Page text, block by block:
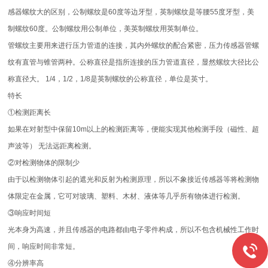
感器螺纹大的区别，公制螺纹是60度等边牙型，英制螺纹是等腰55度牙型，美
制螺纹60度。公制螺纹用公制单位，美英制螺纹用英制单位。
管螺纹主要用来进行压力管道的连接，其内外螺纹的配合紧密，压力传感器管螺
纹有直管与锥管两种。公称直径是指所连接的压力管道直径，显然螺纹大径比公
称直径大。 1/4，1/2，1/8是英制螺纹的公称直径，单位是英寸。
特长
①检测距离长
如果在对射型中保留10m以上的检测距离等，便能实现其他检测手段（磁性、超
声波等） 无法远距离检测。
②对检测物体的限制少
由于以检测物体引起的遮光和反射为检测原理，所以不象接近传感器等将检测物
体限定在金属，它可对玻璃、塑料、木材、液体等几乎所有物体进行检测。
③响应时间短
光本身为高速，并且传感器的电路都由电子零件构成，所以不包含机械性工作时
间，响应时间非常短。
④分辨率高